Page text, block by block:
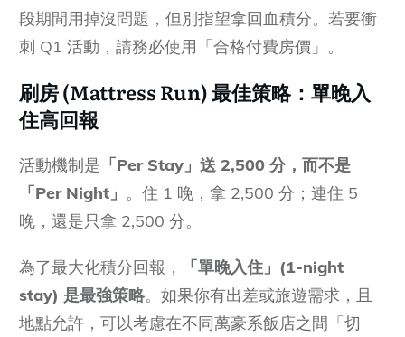
段期間用掉沒問題，但別指望拿回血積分。若要衝
刺 Q1 活動，請務必使用「合格付費房價」。
刷房 (Mattress Run) 最佳策略：單晚入
住高回報
活動機制是 「Per Stay」送 2,500 分，而不是
「Per Night」 。住 1 晚，拿 2,500 分；連住 5
晚，還是只拿 2,500 分。
為了最大化積分回報，
「單晚入住」(1-night
stay) 是最強策略。如果你有出差或旅遊需求，且
地點允許，可以考慮在不同萬豪系飯店之間「切